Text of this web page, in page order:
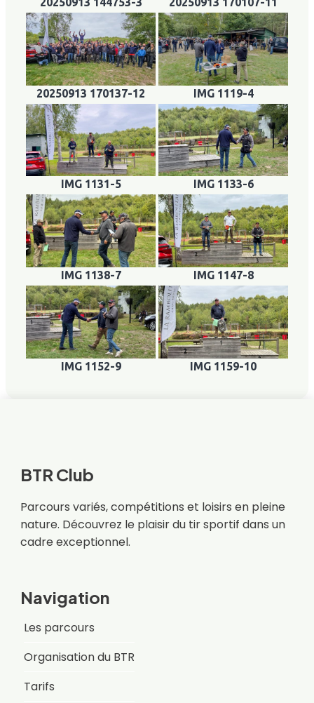
20250913 170137-12 IMG 1119-4
IMG 1131-5 IMG 1133-6
IMG 1138-7 IMG 1147-8
IMG 1152-9 IMG 1159-10
BTR Club
Parcours variés, compétitions et loisirs en pleine
nature. Découvrez le plaisir du tir sportif dans un
cadre exceptionnel.
Navigation
Les parcours
Organisation du BTR
Tarifs